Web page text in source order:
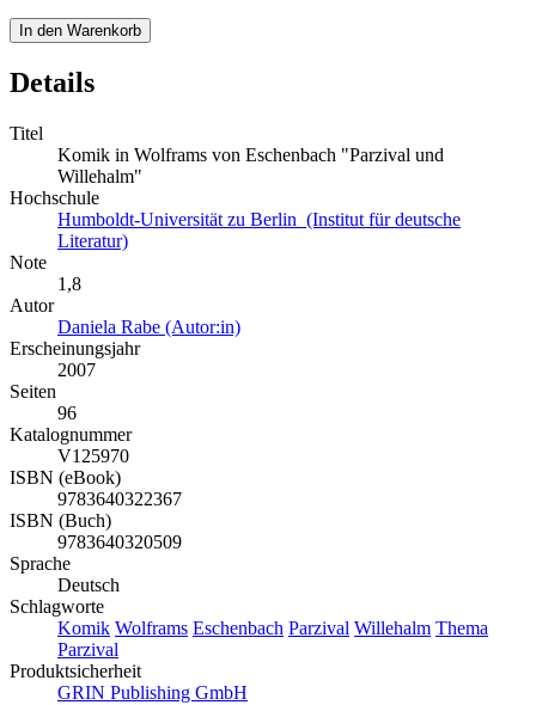
In den Warenkorb
Details
Titel
Komik in Wolframs von Eschenbach "Parzival und
Willehalm"
Hochschule
Humboldt-Universität zu Berlin (Institut für deutsche
Literatur)
Note
1,8
Autor
Daniela Rabe (Autor:in)
Erscheinungsjahr
2007
Seiten
96
Katalognummer
V125970
ISBN (eBook)
9783640322367
ISBN (Buch)
9783640320509
Sprache
Deutsch
Schlagworte
Komik Wolframs Eschenbach Parzival Willehalm Thema
Parzival
Produktsicherheit
GRIN Publishing GmbH